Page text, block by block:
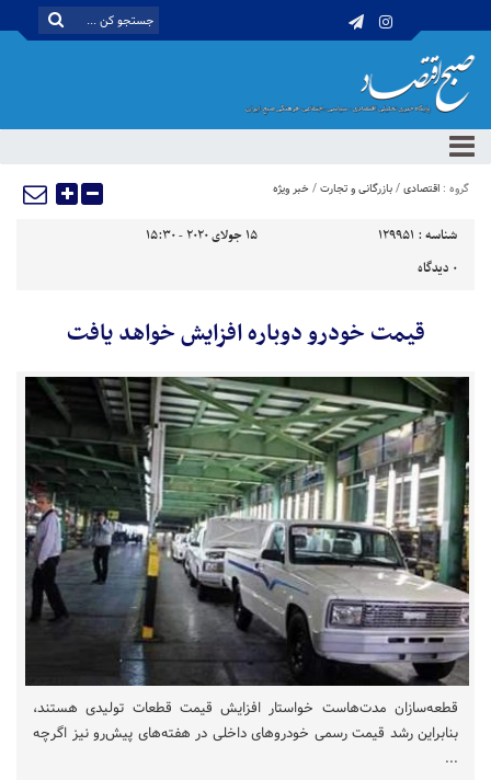
گروه : اقتصادی/بازرگانی و تجارت/خبر ویژه
شناسه : 129951
15 جولای 2020 - 15:30
0 دیدگاه
قیمت خودرو دوباره افزایش خواهد یافت
قطعه‌سازان مدت‌هاست خواستار افزایش قیمت قطعات تولیدی هستند،
بنابراین رشد قیمت رسمی خودروهای داخلی در هفته‌های پیش‌رو نیز اگرچه
...